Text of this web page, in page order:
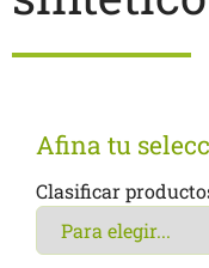
Afina tu
Clasificar